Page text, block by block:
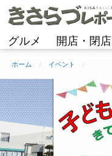
コ
ン
ン
へ
ス
キ
ッ
プ
グルメ 開店・閉店
ホーム イベント